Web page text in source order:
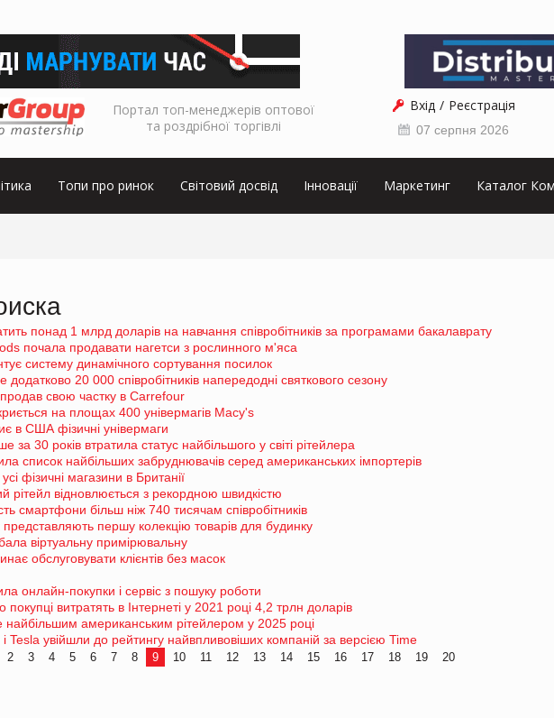
Портал топ-менеджерів оптової
та роздрібної торгівлі
Вхід Реєстрація
07 серпня 2026
Топи про ринок Світовий досвід Інновації Маркетинг Каталог
понад 1 млрд доларів на навчання співробітників за програмами бакалаврату
почала продавати нагетси з рослинного м'яса
систему динамічного сортування посилок
20 000 співробітників напередодні святкового сезону
свою частку в Carrefour
на площах 400 універмагів Macy's
в США фізичні універмаги
за 30 років втратила статус найбільшого у світі рітейлера
список найбільших забруднювачів серед американських імпортерів
фізичні магазини в Британії
рітейл відновлюється з рекордною швидкістю
смартфони більш ніж 740 тисячам співробітників
представляють першу колекцію товарів для будинку
віртуальну примірювальну
обслуговувати клієнтів без масок
онлайн-покупки і сервіс з пошуку роботи
покупці витратять в Інтернеті у 2021 році 4,2 трлн доларів
найбільшим американським рітейлером у 2025 році
Tesla увійшли до рейтингу найвпливовіших компаній за версією Time
2 3 4 5 6 7 8 9 10 11 12 13 14 15 16 17 18 19 20